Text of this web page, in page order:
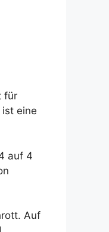
für
eine
auf 4
Auf